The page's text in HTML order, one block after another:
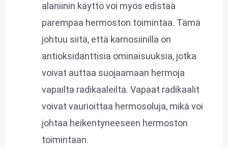
alaniinin käyttö voi myös edistää
parempaa hermoston toimintaa. Tämä
johtuu siitä, että karnosiinilla on
antioksidanttisia ominaisuuksia, jotka
voivat auttaa suojaamaan hermoja
vapailta radikaaleilta. Vapaat radikaalit
voivat vaurioittaa hermosoluja, mikä voi
johtaa heikentyneeseen hermoston
toimintaan.